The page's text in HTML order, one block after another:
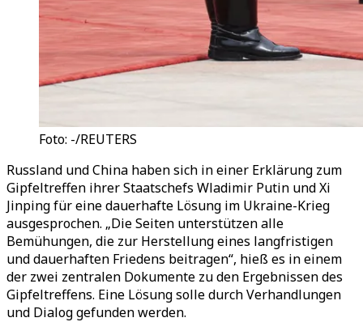
Foto: -/REUTERS
Russland und China haben sich in einer Erklärung zum
Gipfeltreffen ihrer Staatschefs Wladimir Putin und Xi
Jinping für eine dauerhafte Lösung im Ukraine-Krieg
ausgesprochen. „Die Seiten unterstützen alle
Bemühungen, die zur Herstellung eines langfristigen
und dauerhaften Friedens beitragen“, hieß es in einem
der zwei zentralen Dokumente zu den Ergebnissen des
Gipfeltreffens. Eine Lösung solle durch Verhandlungen
und Dialog gefunden werden.